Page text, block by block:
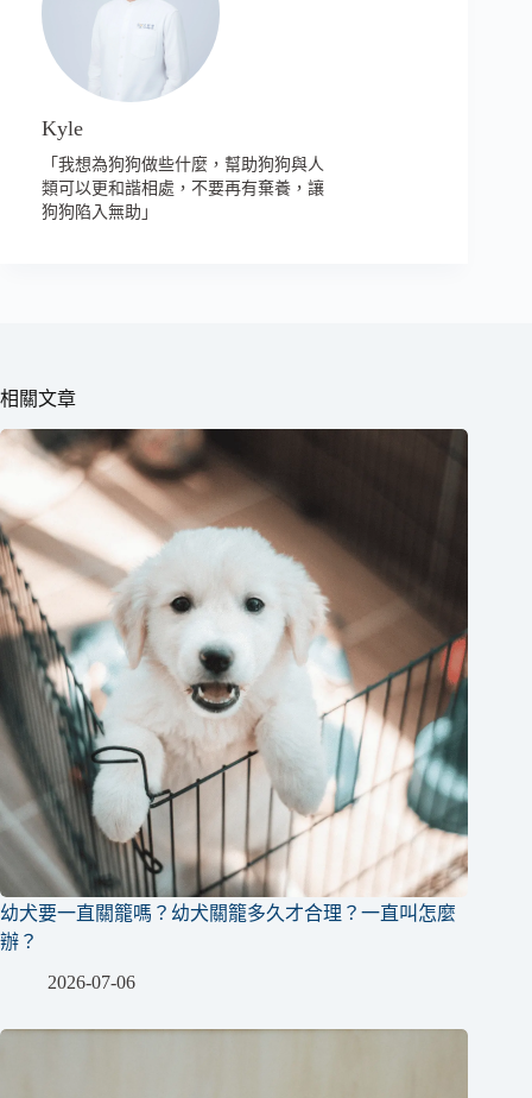
Kyle
「我想為狗狗做些什麼，幫助狗狗與人
類可以更和諧相處，不要再有棄養，讓
狗狗陷入無助」
相關文章
幼犬要一直關籠嗎？幼犬關籠多久才合理？一直叫怎麼
辦？
2026-07-06